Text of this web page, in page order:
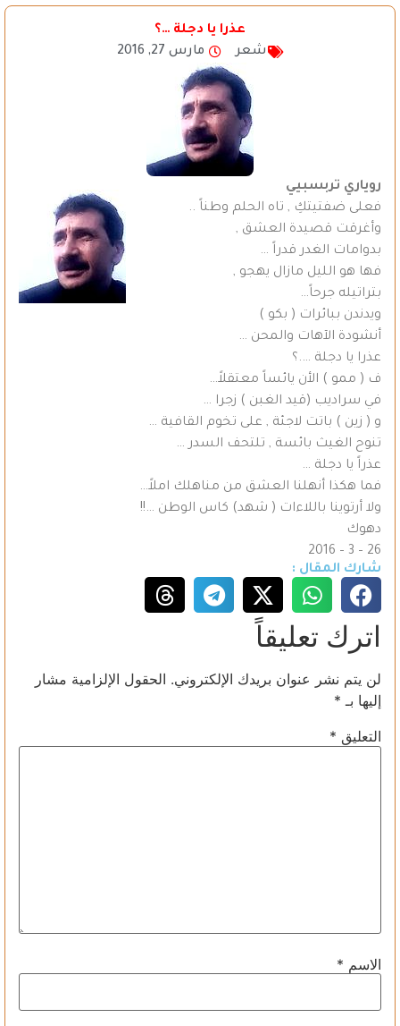
عذرا يا دجلة …؟
شعر
مارس 27, 2016
روياري تربسبيي
فعلى ضفتيتكِ , تاه الحلم وطناً ..
وأغرقت قصيدة العشق ,
بدوامات الغدر قدراً …
فها هو الليل مازال يهجو ,
بتراتيله جرحاً…
ويدندن ببائرات ( بكو )
أنشودة الآهات والمحن …
عذرا يا دجلة ….؟
ف ( ممو ) الأن يائساً معتقلاً…
في سراديب (قيد الغبن ) زجرا …
و ( زين ) باتت لاجئة , على تخوم القافية …
تنوح الغيث بائسة , تلتحف السدر …
عذراً يا دجلة …
فما هكذا أنهلنا العشق من مناهلك املاً…
ولا أرتوينا باللاءات ( شهد) كاس الوطن …!!
دهوك
26 – 3 – 2016
شارك المقال :
اترك تعليقاً
لن يتم نشر عنوان بريدك الإلكتروني. الحقول الإلزامية مشار
إليها بـ *
التعليق *
الاسم *